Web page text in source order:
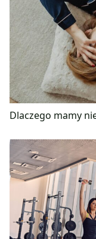
Dlaczego mamy